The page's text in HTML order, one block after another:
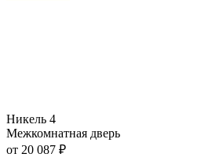
Никель 4
Межкомнатная дверь
от 20 087 ₽